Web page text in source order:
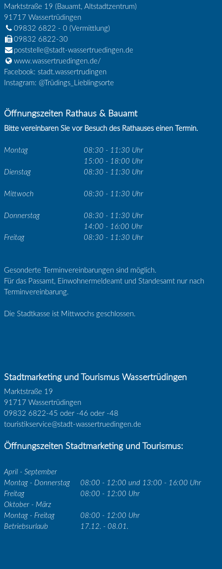
Marktstraße 19 (Bauamt, Altstadtzentrum)
91717 Wassertrüdingen
09832 6822 - 0(Vermittlung)
09832 6822-30
poststelle@stadt-wassertruedingen.de
www.wassertruedingen.de/
Facebook: stadt.wassertrudingen
Instagram: @Trüdings_Lieblingsorte
Öffnungszeiten Rathaus & Bauamt
Bitte vereinbaren Sie vor Besuch des Rathauses einen Termin.
Montag
08:30 - 11:30 Uhr
15:00 - 18:00 Uhr
Dienstag
08:30 - 11:30 Uhr
Mittwoch 08:30 - 11:30 Uhr
Donnerstag
08:30 - 11:30 Uhr
14:00 - 16:00 Uhr
Freitag
08:30 - 11:30 Uhr
Gesonderte Terminvereinbarungen sind möglich.
Für das Passamt, Einwohnermeldeamt und Standesamt nur nach
Terminvereinbarung.
Die Stadtkasse ist Mittwochs geschlossen.
Stadtmarketing und Tourismus Wassertrüdingen
Marktstraße 19
91717 Wassertrüdingen
09832 6822-45 oder -46 oder -48
touristikservice@stadt-wassertruedingen.de
Öffnungszeiten Stadtmarketing und Tourismus:
April - September
Montag - Donnerstag
08:00 - 12:00 und 13:00 - 16:00 Uhr
Freitag
08:00 - 12:00 Uhr
Oktober - März
Montag - Freitag
08:00 - 12:00 Uhr
Betriebsurlaub
17.12. - 08.01.